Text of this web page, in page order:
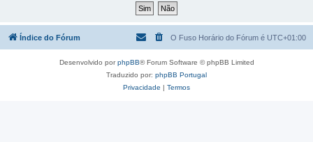
a
Índice do Fórum O Fuso Horário do Fórum é UTC+01:00
Desenvolvido porphpBB® Forum Software © phpBB Limited
Traduzido por: phpBB Portugal
Privacidade | Termos